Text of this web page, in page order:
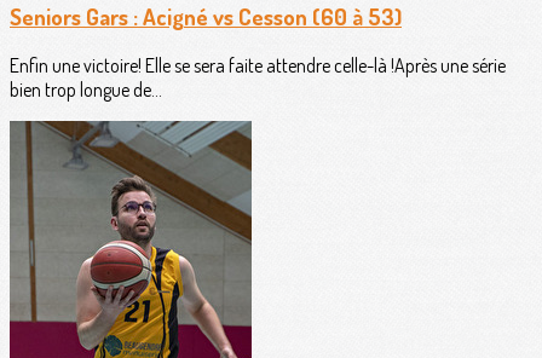
Seniors Gars : Acigné vs Cesson (60 à 53)
Enfin une victoire! Elle se sera faite attendre celle-là !Après une série
bien trop longue de...